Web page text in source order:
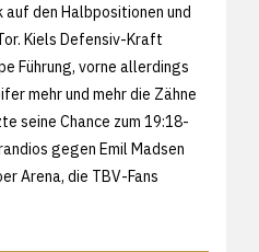
auf den Halbpositionen und
Kiels Defensiv-Kraft
Führung, vorne allerdings
mehr und mehr die Zähne
seine Chance zum 19:18-
gegen Emil Madsen
Arena, die TBV-Fans